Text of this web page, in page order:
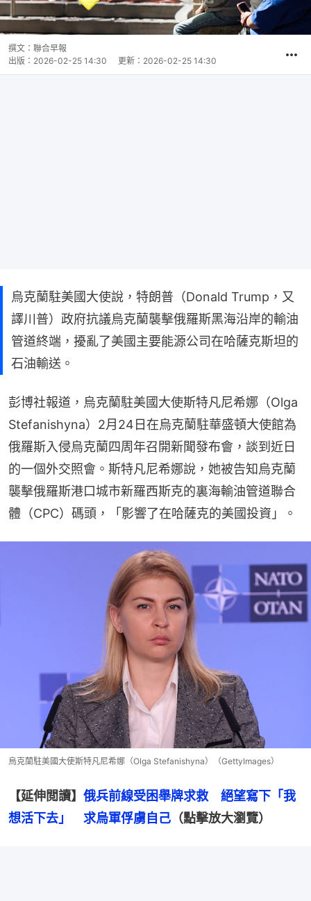
撰文： 聯合早報
出版： 2026-02-25 14:30 更新： 2026-02-25 14:30
烏克蘭駐美國大使說，特朗普（Donald Trump，又
譯川普）政府抗議烏克蘭襲擊俄羅斯黑海沿岸的輸油
管道終端，擾亂了美國主要能源公司在哈薩克斯坦的
石油輸送。
彭博社報道，烏克蘭駐美國大使斯特凡尼希娜（Olga
Stefanishyna）2月24日在烏克蘭駐華盛頓大使館為
俄羅斯入侵烏克蘭四周年召開新聞發布會，談到近日
的一個外交照會。斯特凡尼希娜說，她被告知烏克蘭
襲擊俄羅斯港口城市新羅西斯克的裏海輸油管道聯合
體（CPC）碼頭，「影響了在哈薩克的美國投資」。
烏克蘭駐美國大使斯特凡尼希娜（Olga Stefanishyna）（GettyImages）
【延伸閲讀】 俄兵前線受困舉牌求救　絕望寫下「我
想活下去」　求烏軍俘虜自己 （點擊放大瀏覽）